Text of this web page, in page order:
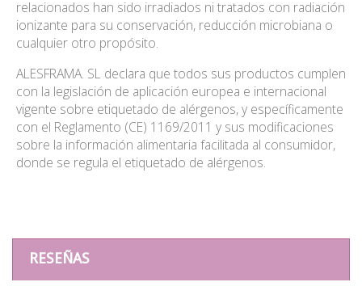
relacionados han sido irradiados ni tratados con radiación
ionizante para su conservación, reducción microbiana o
cualquier otro propósito.
ALESFRAMA. SL declara que todos sus productos cumplen
con la legislación de aplicación europea e internacional
vigente sobre etiquetado de alérgenos, y específicamente
con el Reglamento (CE) 1169/2011 y sus modificaciones
sobre la información alimentaria facilitada al consumidor,
donde se regula el etiquetado de alérgenos.
RESEÑAS